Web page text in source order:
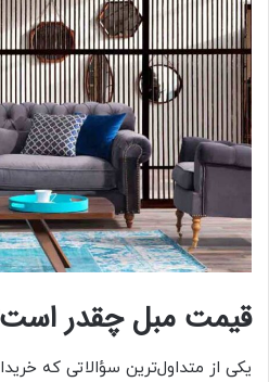
قیمت مبل چقدر
یکی از متداول‌ترین سؤالاتی که